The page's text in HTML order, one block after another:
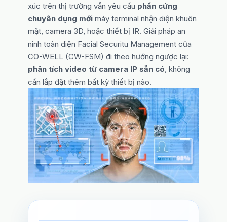
xúc trên thị trường vẫn yêu cầu phần cứng
chuyên dụng mớimáy terminal nhận diện khuôn
mặt, camera 3D, hoặc thiết bị IR. Giải pháp an
ninh toàn diện Facial Securitu Management của
CO-WELL (CW-FSM) đi theo hướng ngược lại:
phân tích video từ camera IP sẵn có , không
cần lắp đặt thêm bất kỳ thiết bị nào.